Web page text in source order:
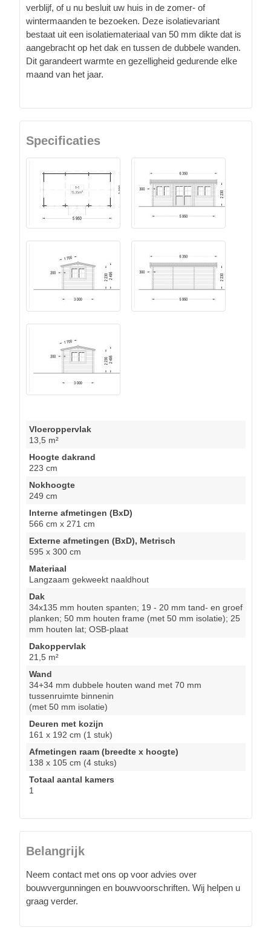
verblijf, of u nu besluit uw huis in de zomer- of
wintermaanden te bezoeken. Deze isolatievariant
bestaat uit een isolatiemateriaal van 50 mm dikte dat is
aangebracht op het dak en tussen de dubbele wanden.
Dit garandeert warmte en gezelligheid gedurende elke
maand van het jaar.
Specificaties
Vloeroppervlak
13,5 m²
Hoogte dakrand
223 cm
Nokhoogte
249 cm
Interne afmetingen (BxD)
566 cm x 271 cm
Externe afmetingen (BxD), Metrisch
595 x 300 cm
Materiaal
Langzaam gekweekt naaldhout
Dak
34x135 mm houten spanten; 19 - 20 mm tand- en groef
planken; 50 mm houten frame (met 50 mm isolatie); 25
mm houten lat; OSB-plaat
Dakoppervlak
21,5 m²
Wand
34+34 mm dubbele houten wand met 70 mm
tussenruimte binnenin
(met 50 mm isolatie)
Deuren met kozijn
161 x 192 cm (1 stuk)
Afmetingen raam (breedte x hoogte)
138 x 105 cm (4 stuks)
Totaal aantal kamers
1
Belangrijk
Neem contact met ons op voor advies over
bouwvergunningen en bouwvoorschriften. Wij helpen u
graag verder.